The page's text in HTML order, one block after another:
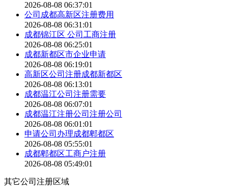
2026-08-08 06:37:01
公司成都高新区注册费用
2026-08-08 06:31:01
成都锦江区 公司工商注册
2026-08-08 06:25:01
成都新都区市企业申请
2026-08-08 06:19:01
高新区公司注册成都新都区
2026-08-08 06:13:01
成都温江公司注册需要
2026-08-08 06:07:01
成都温江注册公司注册公司
2026-08-08 06:01:01
申请公司办理成都郫都区
2026-08-08 05:55:01
成都郫都区工商户注册
2026-08-08 05:49:01
其它公司注册区域